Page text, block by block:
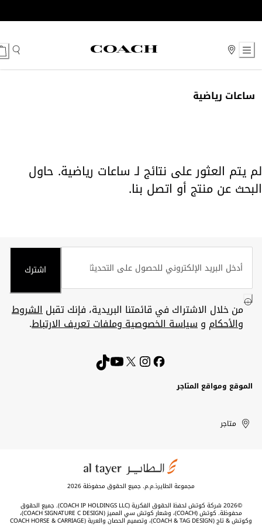
to
ساعات رياضية
لم يتم العثور على نتائج لـ ساعات رياضية. حاول
البحث عن منتج أو اتصل بنا.
اشترك
من خلال الاشتراك في قائمتنا البريدية، فإنك تقبلالشروط
والأحكام وسياسة الخصوصية وملفات تعريف الارتباط.
الموقع ومواقع المتاجر
United
Arab
Kuwait
الإمارات
العربية
الكويت
متاجر
مجموعة الطايرذ.م.م. جميع الحقوق محفوظة 2026
©2026 شركة كوتش لحفظ الحقوق الفكرية (COACH IP HOLDINGS LLC). جميع الحقوق
محفوظة. كوتش (COACH)، وشعار كوتش سي المميز (COACH SIGNATURE C DESIGN)،
وكوتش & تاج (COACH & TAG DESIGN)، وتصميم الحصان والعربة (COACH HORSE & CARRIAGE